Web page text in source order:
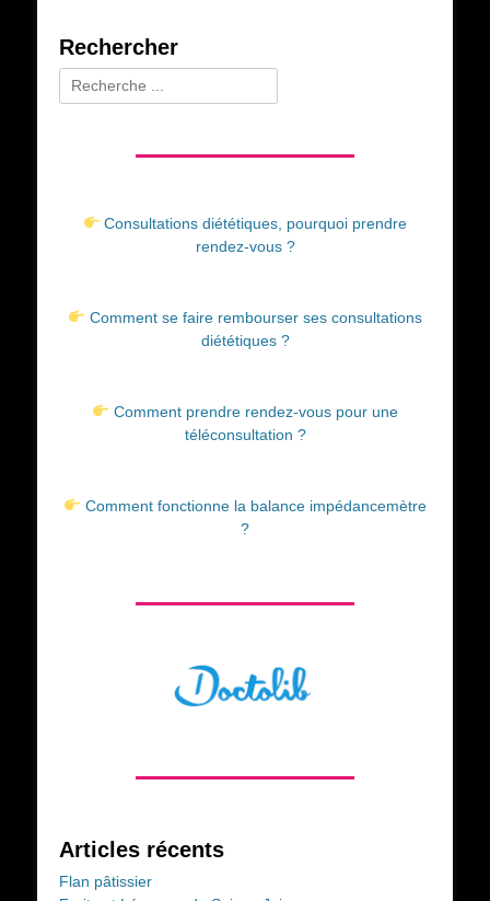
Rechercher
Rechercher :
Consultations diététiques, pourquoi prendre
rendez-vous ?
Comment se faire rembourser ses consultations
diététiques ?
Comment prendre rendez-vous pour une
téléconsultation ?
Comment fonctionne la balance impédancemètre
?
Articles récents
Flan pâtissier